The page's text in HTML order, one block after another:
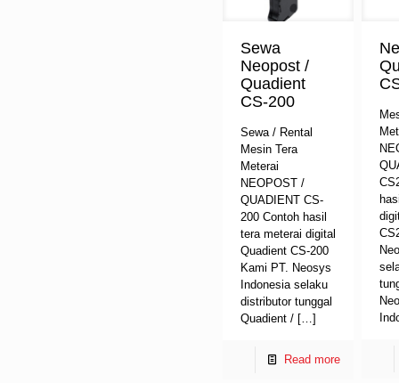
Sewa
Neopost /
Quadient
CS-200
Sewa / Rental
Mesin Tera
Meterai
NEOPOST /
QUADIENT CS-
200 Contoh hasil
tera meterai digital
Quadient CS-200
Kami PT. Neosys
Indonesia selaku
distributor tunggal
Quadient /[…]
Read more